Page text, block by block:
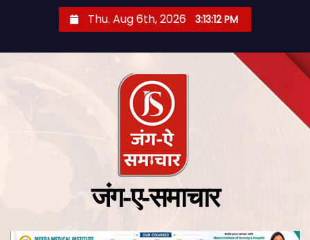
Thu. Aug 6th, 2026 3:13:13 PM
जंग-ए-समाचार